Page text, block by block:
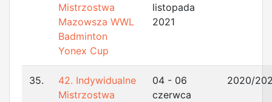
Mistrzostwa
Mazowsza WWL
Badminton
Yonex Cup
listopada
2021
35.
42. Indywidualne
Mistrzostwa
04 - 06
czerwca
2020/